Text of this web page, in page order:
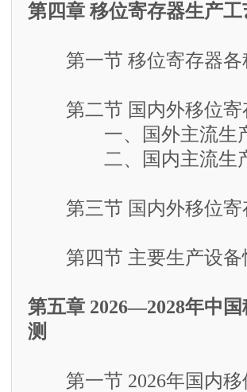
第四章 移位寄存器生产
第一节 移位寄存器各
第二节 国内外移位寄
一、国外主流生产
二、国内主流生产
第三节 国内外移位寄
第四节 主要生产设备
第五章 2026—2028年中
测
第一节 2026年国内移